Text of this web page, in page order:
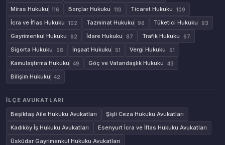
Miras Hukuku 116 Borçlar Hukuku 110 Ticaret Hukuku 109
İcra ve İflas Hukuku 102 Tazminat Hukuku 96 Tüketici Hukuku 93
Gayrimenkul Hukuku 92 İdare Hukuku 87 Trafik Hukuku 67
Sigorta Hukuku 58 İnşaat Hukuku 51 Vergi Hukuku 51
Kamulaştırma Hukuku 49 Göç ve Vatandaşlık Hukuku 43
Bilişim Hukuku 42
İLÇE AVUKATLARI
Beşiktaş Aile Hukuku Avukatları
Şişli Ceza Hukuku Avukatları
Kadıköy İş Hukuku Avukatları
Esenyurt İcra ve İflas Hukuku Avukatları
Üsküdar Gayrimenkul Hukuku Avukatları